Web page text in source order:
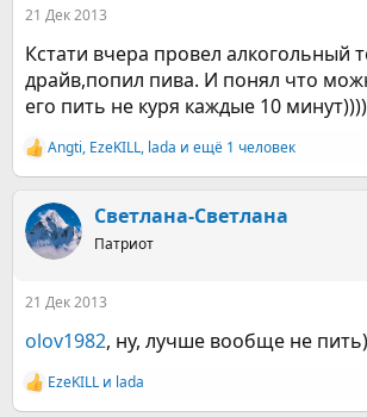
21 Дек 2013
Кстати вчера провел алкогольный
драйв,попил пива. И понял что
его пить не куря каждые 10 минут))))
Р
е
к
ц
и
Angti, EzeKILL, lada и ещё 1 человек
Светлана-Светлана
Патриот
21 Дек 2013
olov1982, ну, лучше вообще не пить)
Р
е
EzeKILL и lada